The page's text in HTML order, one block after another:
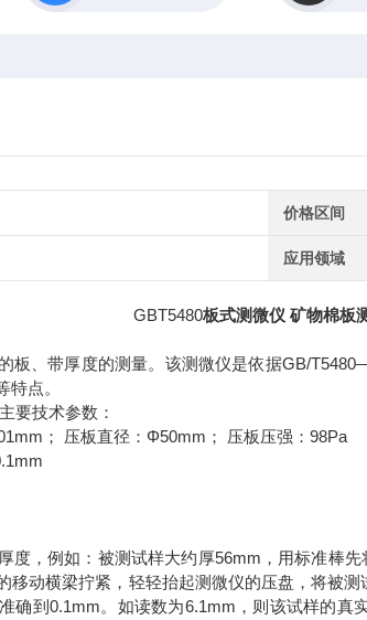
价格区间
应用领域
GBT5480板式测微仪 矿物棉板
板、带厚度的测量。该测微仪是依据GB/
特点。
主要技术参数：
； 压板直径： Φ50mm ； 压板压强：98Pa
度，例如：被测试样大约厚56mm ，用标准棒
移动横梁拧紧，轻轻抬起测微仪的压盘，将被
确到0.1mm。如读数为6.1mm ，则该试样的真